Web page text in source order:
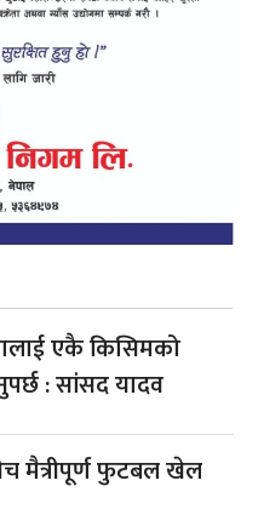
एकै किसिमको
: सांसद यादव
मैत्रीपूर्ण फुटबल खेल